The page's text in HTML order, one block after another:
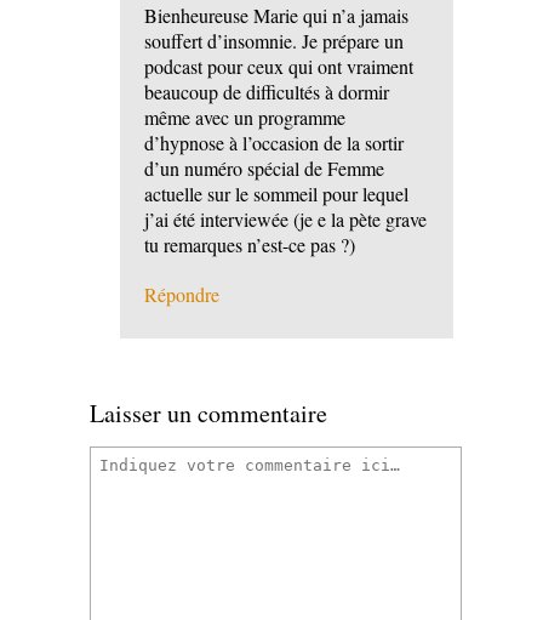
Bienheureuse Marie qui n’a jamais
souffert d’insomnie. Je prépare un
podcast pour ceux qui ont vraiment
beaucoup de difficultés à dormir
même avec un programme
d’hypnose à l’occasion de la sortir
d’un numéro spécial de Femme
actuelle sur le sommeil pour lequel
j’ai été interviewée (je e la pète grave
tu remarques n’est-ce pas ?)
Répondre
Laisser un commentaire